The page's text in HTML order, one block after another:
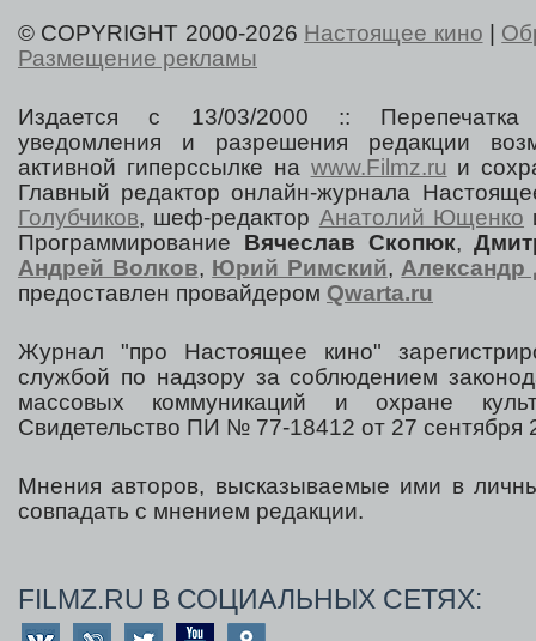
© COPYRIGHT 2000-2026 Настоящее кино
Размещение рекламы
Издается с 13/03/2000 :: Перепечатка
уведомления и разрешения редакции
активной гиперссылке на www.Filmz.ru и
Главный редактор онлайн-журнала
Голубчиков, шеф-редактор Анатолий Ющенко
Программирование Вячеслав Скопюк,
Андрей Волков, Юрий Римский,Александр
предоставлен провайдером Qwarta.ru
Журнал "про Настоящее кино"
службой по надзору за соблюдением
массовых коммуникаций и охране
Свидетельство ПИ № 77-18412 от 27 сентября
Мнения авторов, высказываемые ими в
совпадать с мнением редакции.
FILMZ.RU В СОЦИАЛЬНЫХ СЕТЯХ: